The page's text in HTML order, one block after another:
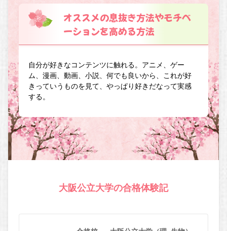
オススメの息抜き方法やモチベ
ーションを高める方法
自分が好きなコンテンツに触れる。アニメ、ゲー
ム、漫画、動画、小説、何でも良いから、これが好
きっていうものを見て、やっぱり好きだなって実感
する。
大阪公立大学の合格体験記